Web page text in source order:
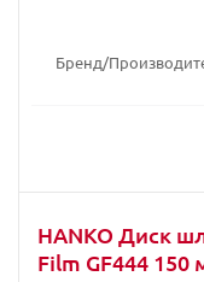
Бренд/
HANKO Диск
Film GF444 150